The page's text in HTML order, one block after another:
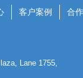
客户案例 合
Lane 1755,